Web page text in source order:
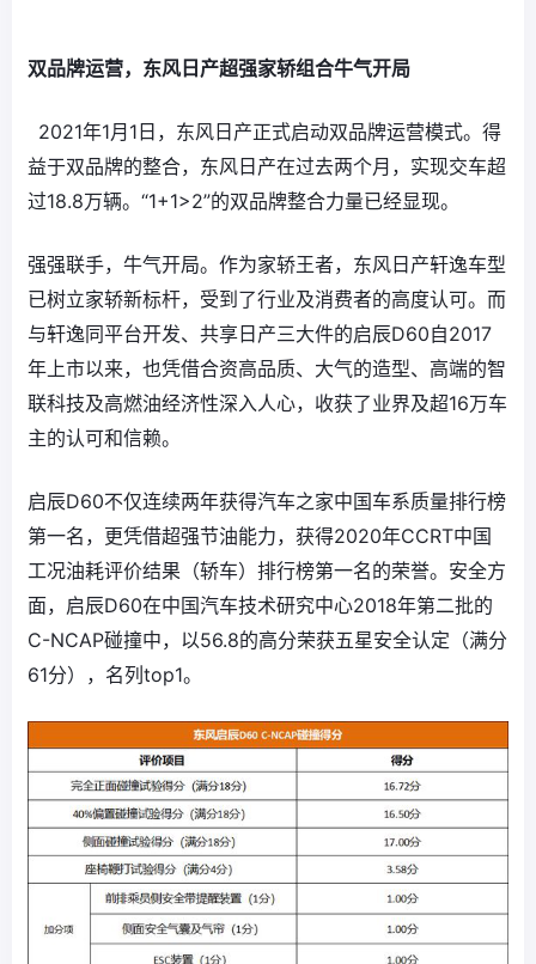
双品牌运营，东风日产超强家轿组合牛气开局
2021年1月1日，东风日产正式启动双品牌运营模式。得
益于双品牌的整合，东风日产在过去两个月，实现交车超
过18.8万辆。“1+1>2”的双品牌整合力量已经显现。
强强联手，牛气开局。作为家轿王者，东风日产轩逸车型
已树立家轿新标杆，受到了行业及消费者的高度认可。而
与轩逸同平台开发、共享日产三大件的启辰D60自2017
年上市以来，也凭借合资高品质、大气的造型、高端的智
联科技及高燃油经济性深入人心，收获了业界及超16万车
主的认可和信赖。
启辰D60不仅连续两年获得汽车之家中国车系质量排行榜
第一名，更凭借超强节油能力，获得2020年CCRT中国
工况油耗评价结果（轿车）排行榜第一名的荣誉。安全方
面，启辰D60在中国汽车技术研究中心2018年第二批的
C-NCAP碰撞中，以56.8的高分荣获五星安全认定（满分
61分），名列top1。